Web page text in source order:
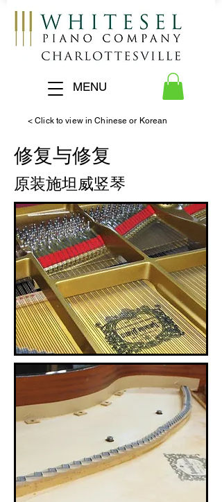
< Click to view in Chinese or Korean
MENU
修复与修复
原装施坦威竖琴